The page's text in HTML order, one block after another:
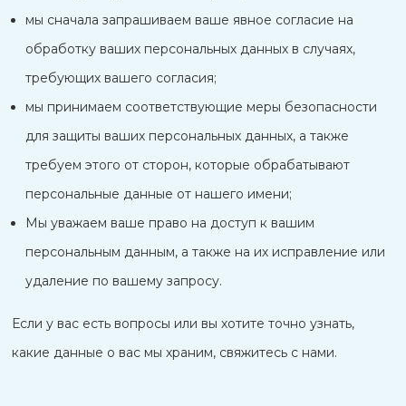
мы сначала запрашиваем ваше явное согласие на
обработку ваших персональных данных в случаях,
требующих вашего согласия;
мы принимаем соответствующие меры безопасности
для защиты ваших персональных данных, а также
требуем этого от сторон, которые обрабатывают
персональные данные от нашего имени;
Мы уважаем ваше право на доступ к вашим
персональным данным, а также на их исправление или
удаление по вашему запросу.
Если у вас есть вопросы или вы хотите точно узнать,
какие данные о вас мы храним, свяжитесь с нами.